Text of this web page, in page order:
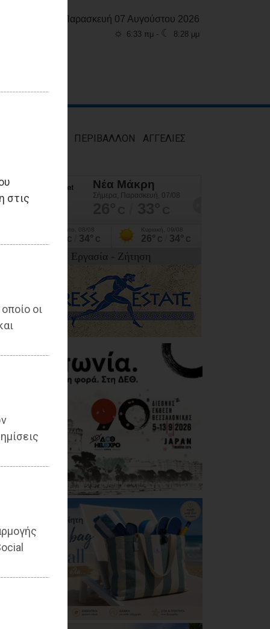
στις
οι
Παρασκευή 07 Αυγούστου 2026
☼ 6:33 πμ - ☾ 8:28 μμ
ΠΕΡΙΒΑΛΛΟΝ ΑΓΓΕΛΙΕΣ
Εργασία - Ζήτηση